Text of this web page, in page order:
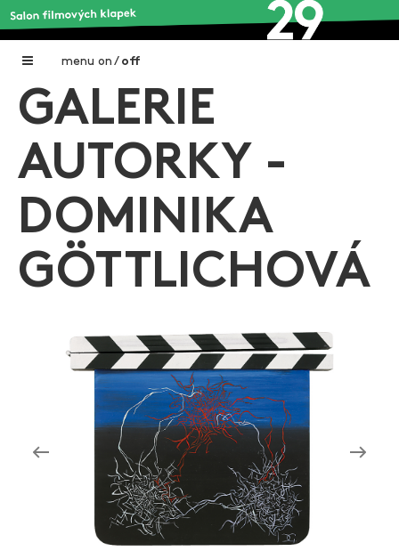
menu on / off
Home
Galerie filmových klapek
Autoři filmových klapek
O projektu
Aukce filmových klapek
Aktuality
Zlín Film Festival
GALERIE
AUTORKY -
DOMINIKA
GÖTTLICHOVÁ